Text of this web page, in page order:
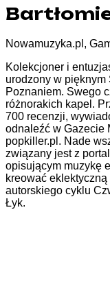
Nowamuzyka.pl,
Kolekcjoner i
urodzony w
Poznaniem. Swego
różnorakich kapel.
700 recenzji,
odnaleźć w Gazecie
popkiller.pl. Nade
związany jest z
opisującym muzykę
kreować
autorskiego cyklu
Łyk.